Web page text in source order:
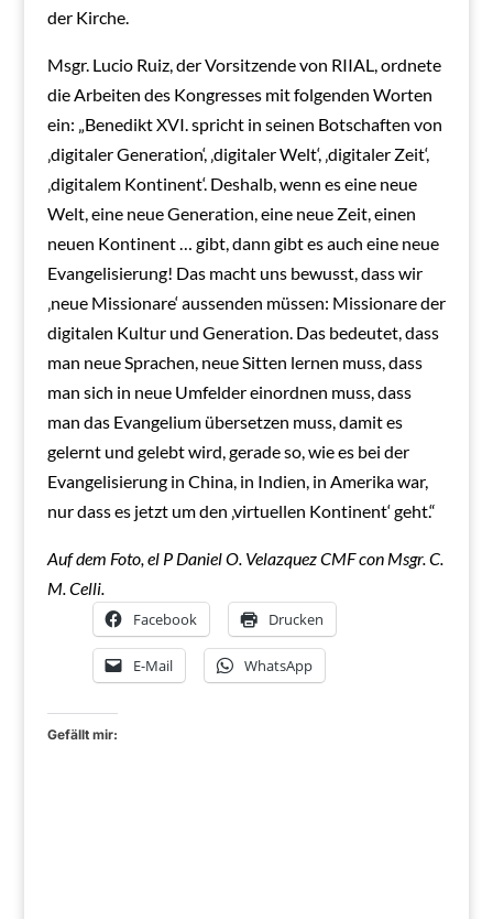
der Kirche.
Msgr. Lucio Ruiz, der Vorsitzende von RIIAL, ordnete
die Arbeiten des Kongresses mit folgenden Worten
ein: „Benedikt XVI. spricht in seinen Botschaften von
‚digitaler Generation‘, ‚digitaler Welt‘, ‚digitaler Zeit‘,
‚digitalem Kontinent‘. Deshalb, wenn es eine neue
Welt, eine neue Generation, eine neue Zeit, einen
neuen Kontinent … gibt, dann gibt es auch eine neue
Evangelisierung! Das macht uns bewusst, dass wir
‚neue Missionare‘ aussenden müssen: Missionare der
digitalen Kultur und Generation. Das bedeutet, dass
man neue Sprachen, neue Sitten lernen muss, dass
man sich in neue Umfelder einordnen muss, dass
man das Evangelium übersetzen muss, damit es
gelernt und gelebt wird, gerade so, wie es bei der
Evangelisierung in China, in Indien, in Amerika war,
nur dass es jetzt um den ‚virtuellen Kontinent‘ geht.“
Auf dem Foto, el P Daniel O. Velazquez CMF con Msgr. C.
M. Celli.
Facebook Drucken
E-Mail WhatsApp
Gefällt mir: